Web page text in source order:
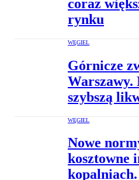
coraz
rynku
WĘGIEL
Górnicze
Warszawy.
szybszą
WĘGIEL
Nowe
kosztowne